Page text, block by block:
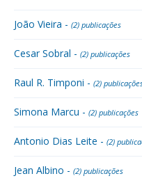
João Vieira - (2) publicações
Cesar Sobral - (2) publicações
Raul R. Timponi - (2)
Simona Marcu - (2) publicações
Antonio Dias Leite - (2)
Jean Albino - (2) publicações